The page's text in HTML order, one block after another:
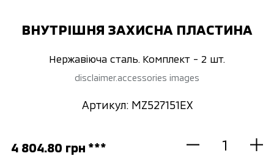
ВНУТРІШНЯ ЗАХИСНА ПЛАСТИНА
Нержавіюча сталь. Комплект - 2 шт.
disclaimer.accessories images
Артикул: MZ527151EX
4 804.80 грн ***